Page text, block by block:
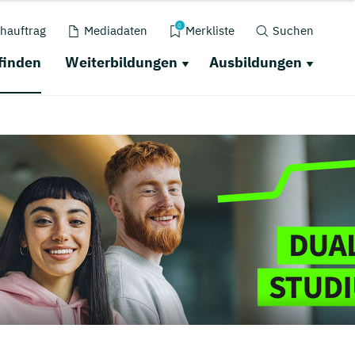
Mediadaten 0 Merkliste Suchen
Weiterbildungen Ausbildungen